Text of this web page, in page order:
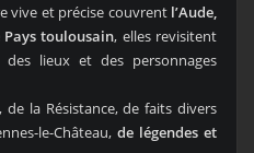
vive et précise couvrent l’Aude,
Pays toulousain, elles revisitent
lieux et des personnages
la Résistance, de faits divers
le-Château,de légendes et